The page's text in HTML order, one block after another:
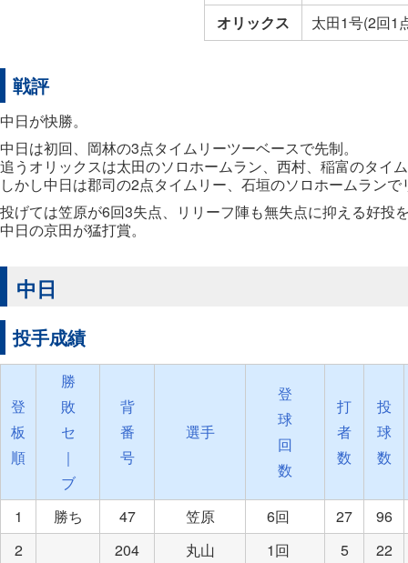
オリックス
太田1号(2回1
戦評
中日が快勝。
中日は初回、岡林の3点タイムリーツーベースで先制。
追うオリックスは太田のソロホームラン、西村、稲富のタイ
しかし中日は郡司の2点タイムリー、石垣のソロホームラン
投げては笠原が6回3失点、リリーフ陣も無失点に抑える好投
中日の京田が猛打賞。
中日
投手成績
登
板
順
勝
敗
セ
｜
ブ
背
番
号
選手
登
球
回
数
打
者
数
投
球
数
1 勝ち 47 笠原 6回 27
96
2
204 丸山 1回 5
22